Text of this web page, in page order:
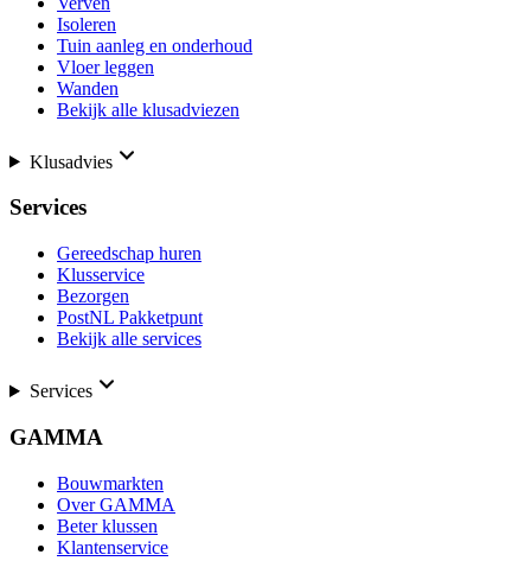
Isoleren
Tuin aanleg en onderhoud
Vloer leggen
Wanden
Bekijk alle klusadviezen
Klusadvies
Services
Gereedschap huren
Klusservice
Bezorgen
PostNL Pakketpunt
Bekijk alle services
Services
GAMMA
Bouwmarkten
Over GAMMA
Beter klussen
Klantenservice